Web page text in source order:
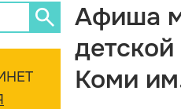
Афиша
Коми